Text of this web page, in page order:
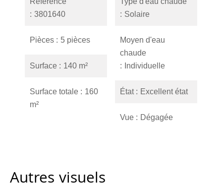
3801640
Pièces 5 pièces
Surface 140 m²
Surface totale
160
m²
Solaire
Moyen d'eau
chaude
Individuelle
État Excellent état
Vue Dégagée
Autres visuels